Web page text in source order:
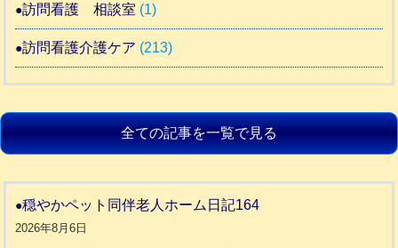
訪問看護 相談室 (1)
訪問看護介護ケア (213)
全ての記事を一覧で見る
穏やかペット同伴老人ホーム日記164
2026年8月6日